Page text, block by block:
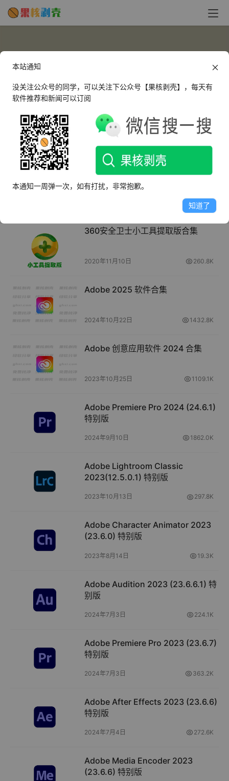
夜雨芭蕉
夜雨芭蕉风声急，水溢秋池过柳堤。
360安全卫士小工具提取版合集
2020年11月10日 260.8K
Adobe 2025 软件合集
2024年10月22日 1432.8K
Adobe 创意应用软件 2024 合集
2023年10月25日 1109.1K
Adobe Premiere Pro 2024 (24.6.1)
特别版
2024年9月10日 1862.0K
Adobe Lightroom Classic
2023(12.5.0.1) 特别版
2023年10月13日 297.8K
Adobe Character Animator 2023
(23.6.0) 特别版
2023年8月14日 19.3K
Adobe Audition 2023 (23.6.6.1) 特
别版
2024年7月3日 224.1K
Adobe Premiere Pro 2023 (23.6.7)
特别版
2024年7月3日 363.2K
Adobe After Effects 2023 (23.6.6)
特别版
2024年7月4日 272.6K
Adobe Media Encoder 2023
(23.6.6) 特别版
本站通知
没关注公众号的同学，可以关注下公众号【果核剥壳】，每天有
软件推荐和新闻可以订阅
本通知一周弹一次，如有打扰，非常抱歉。
知道了